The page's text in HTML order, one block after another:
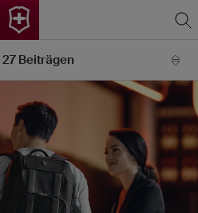
27Beiträgen